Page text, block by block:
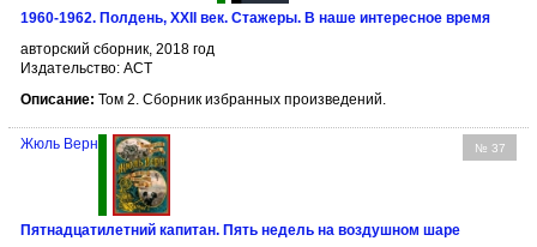
1960-1962. Полдень, XXII век. Стажеры. В наше интересное время
авторский сборник, 2018 год
Издательство: АСТ
Описание: Том 2. Сборник избранных произведений.
№ 37
Жюль Верн
Пятнадцатилетний капитан. Пять недель на воздушном шаре